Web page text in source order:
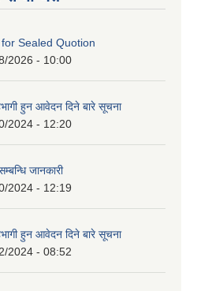
Sealed Quotion
2026 - 10:00
हुन आवेदन दिने बारे सूचना
2024 - 12:20
जानकारी
2024 - 12:19
हुन आवेदन दिने बारे सूचना
2024 - 08:52